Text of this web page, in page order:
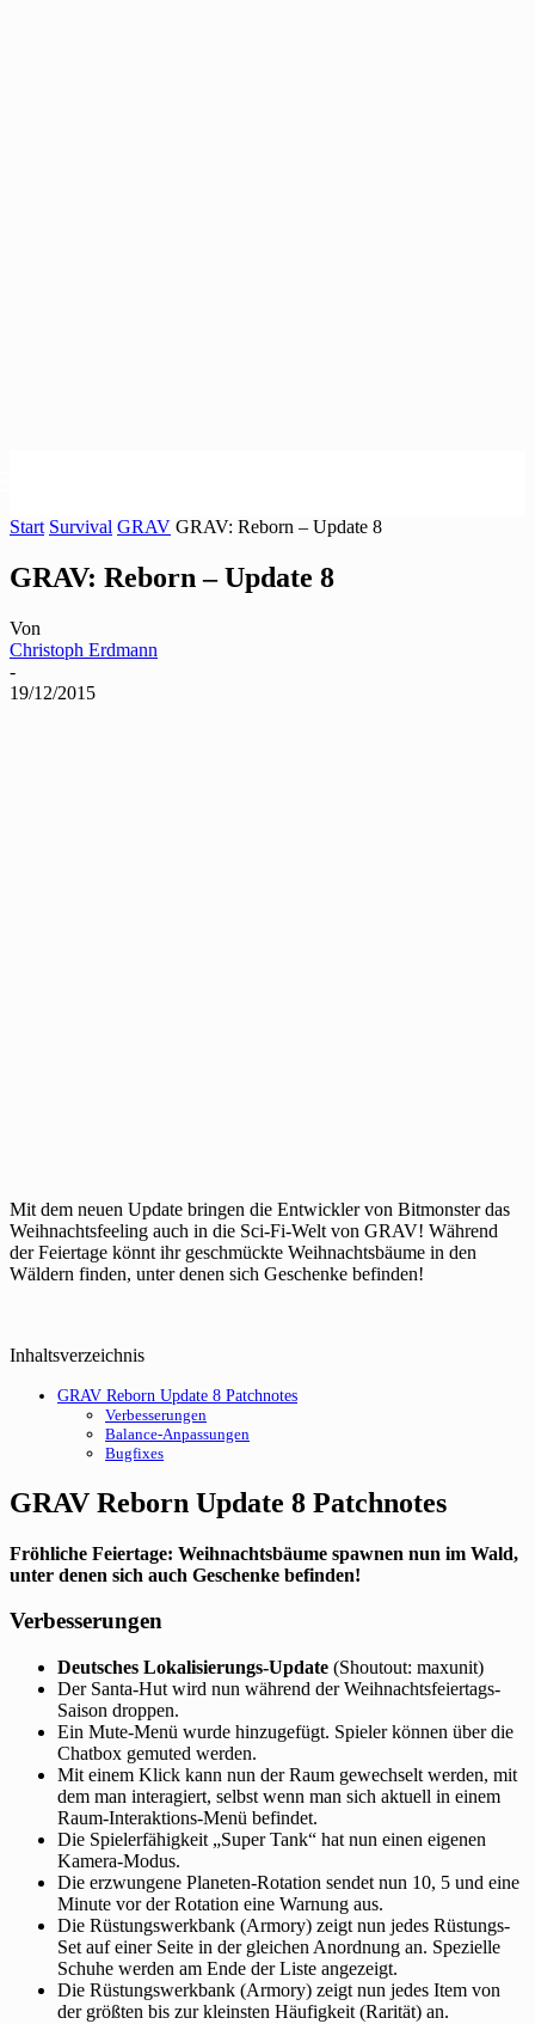
Start Survival GRAV GRAV: Reborn – Update 8
GRAV: Reborn – Update 8
Von
Christoph Erdmann
-
19/12/2015
Mit dem neuen Update bringen die Entwickler von Bitmonster das
Weihnachtsfeeling auch in die Sci-Fi-Welt von GRAV! Während
der Feiertage könnt ihr geschmückte Weihnachtsbäume in den
Wäldern finden, unter denen sich Geschenke befinden!
Inhaltsverzeichnis
GRAV Reborn Update 8 Patchnotes
Verbesserungen
Balance-Anpassungen
Bugfixes
GRAV Reborn Update 8 Patchnotes
Fröhliche Feiertage: Weihnachtsbäume spawnen nun im Wald,
unter denen sich auch Geschenke befinden!
Verbesserungen
Deutsches Lokalisierungs-Update (Shoutout: maxunit)
Der Santa-Hut wird nun während der Weihnachtsfeiertags-
Saison droppen.
Ein Mute-Menü wurde hinzugefügt. Spieler können über die
Chatbox gemuted werden.
Mit einem Klick kann nun der Raum gewechselt werden, mit
dem man interagiert, selbst wenn man sich aktuell in einem
Raum-Interaktions-Menü befindet.
Die Spielerfähigkeit „Super Tank“ hat nun einen eigenen
Kamera-Modus.
Die erzwungene Planeten-Rotation sendet nun 10, 5 und eine
Minute vor der Rotation eine Warnung aus.
Die Rüstungswerkbank (Armory) zeigt nun jedes Rüstungs-
Set auf einer Seite in der gleichen Anordnung an. Spezielle
Schuhe werden am Ende der Liste angezeigt.
Die Rüstungswerkbank (Armory) zeigt nun jedes Item von
der größten bis zur kleinsten Häufigkeit (Rarität) an.